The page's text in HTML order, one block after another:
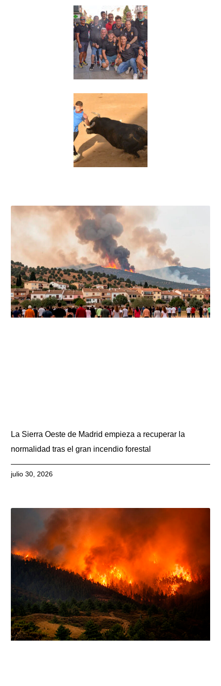
La Sierra Oeste de Madrid empieza a recuperar la
normalidad tras el gran incendio forestal
julio 30, 2026